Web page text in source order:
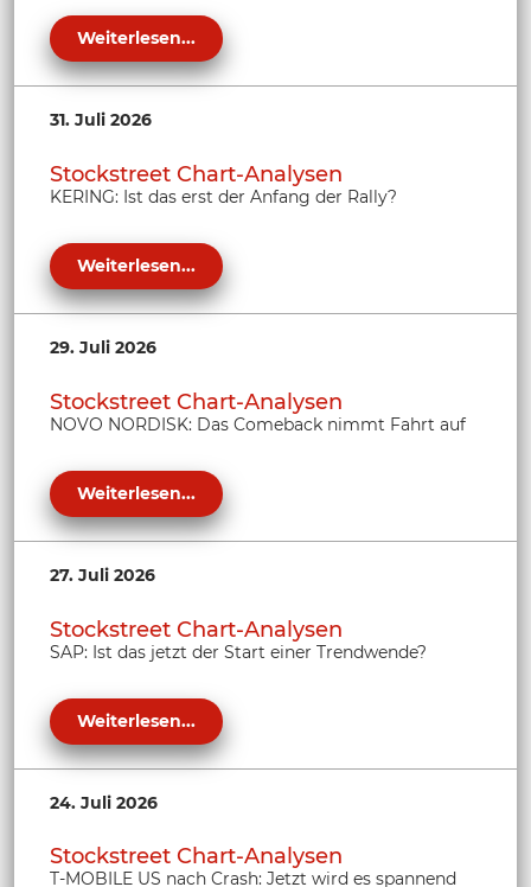
Weiterlesen...
31. Juli 2026
Stockstreet Chart-Analysen
KERING: Ist das erst der Anfang der Rally?
Weiterlesen...
29. Juli 2026
Stockstreet Chart-Analysen
NOVO NORDISK: Das Comeback nimmt Fahrt auf
Weiterlesen...
27. Juli 2026
Stockstreet Chart-Analysen
SAP: Ist das jetzt der Start einer Trendwende?
Weiterlesen...
24. Juli 2026
Stockstreet Chart-Analysen
T-MOBILE US nach Crash: Jetzt wird es spannend